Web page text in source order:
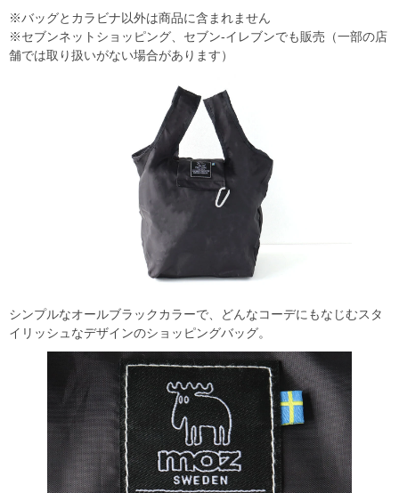
※バッグとカラビナ以外は商品に含まれません
※セブンネットショッピング、セブン‐イレブンでも販売（一部の店
舗では取り扱いがない場合があります）
シンプルなオールブラックカラーで、どんなコーデにもなじむスタ
イリッシュなデザインのショッピングバッグ。